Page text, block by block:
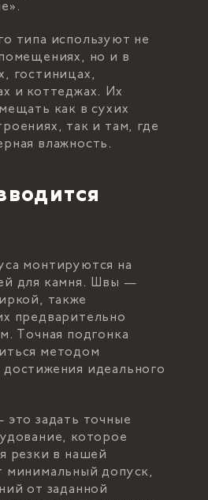
типа используют не
но и в
гостиницах,
и коттеджах. Их
как в сухих
так и там, где
влажность.
монтируются на
для камня. Швы —
также
предварительно
Точная подгонка
методом
идеального
задать точные
которое
резки в нашей
минимальный допуск,
от заданной